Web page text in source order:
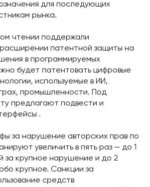
для последующих
рынка.
чтении поддержали
патентной защиты на
в программируемых
будет патентовать цифровые
используемые в ИИ,
промышленности. Под
предлагают подвести и
.
за нарушение авторских прав по
увеличить в пять раз — до 1
за крупное нарушение и до 2
крупное. Санкции за
средств